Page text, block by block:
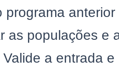
programa
as populações e
Valide a entrada